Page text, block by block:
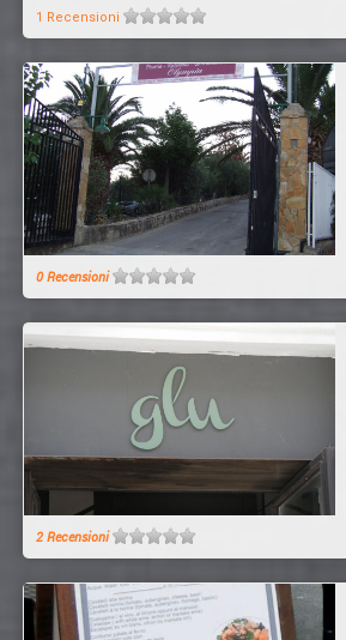
1 Recensioni
0 Recensioni
2 Recensioni